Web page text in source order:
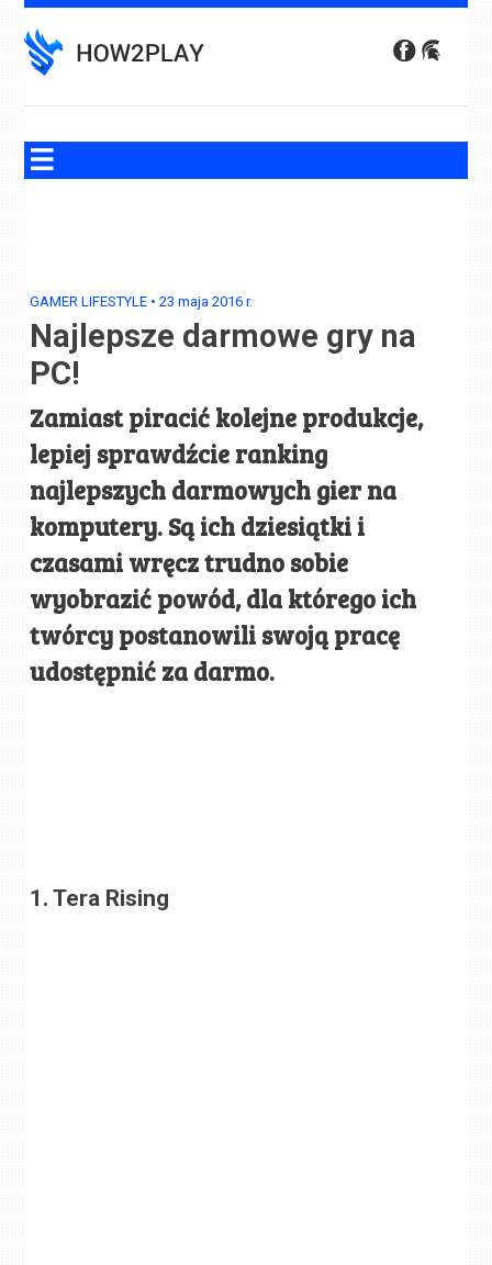
to
content
GAMER LIFESTYLE •23 maja 2016 r.
Najlepsze darmowe gry na
PC!
Zamiast piracić kolejne produkcje,
lepiej sprawdźcie ranking
najlepszych darmowych gier na
komputery. Są ich dziesiątki i
czasami wręcz trudno sobie
wyobrazić powód, dla którego ich
twórcy postanowili swoją pracę
udostępnić za darmo.
1. Tera Rising